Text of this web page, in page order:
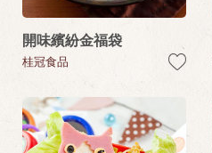
開味繽紛金福袋
桂冠食品